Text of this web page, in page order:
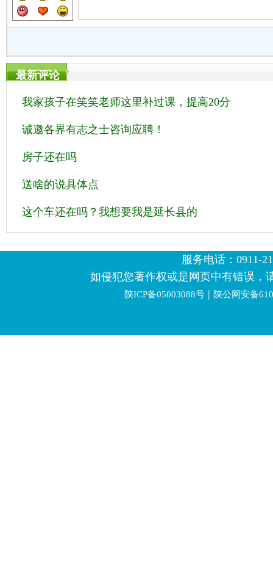
最新评论
我家孩子在笑笑老师这里补过课，提高20分
诚邀各界有志之士咨询应聘！
房子还在吗
送啥的说具体点
这个车还在吗？我想要我是延长县的
服务电话：0911-
如侵犯您著作权或是网页中有错误，
陕ICP备05003088号 | 陕公网安备